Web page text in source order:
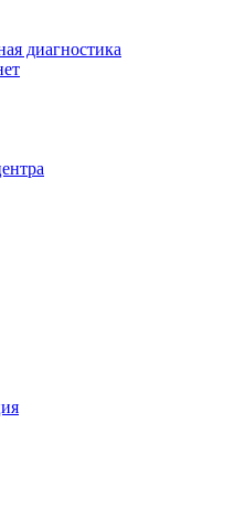
диагностика